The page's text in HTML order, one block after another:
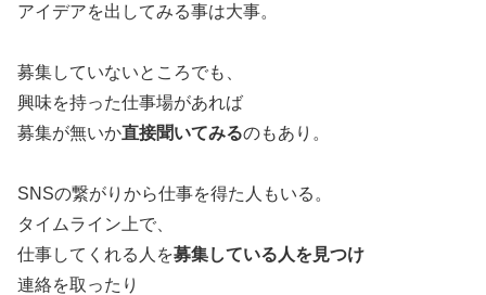
アイデアを出してみる事は大事。
募集していないところでも、
興味を持った仕事場があれば
募集が無いか直接聞いてみるのもあり。
SNSの繋がりから仕事を得た人もいる。
タイムライン上で、
仕事してくれる人を募集している人を見つけ
連絡を取ったり